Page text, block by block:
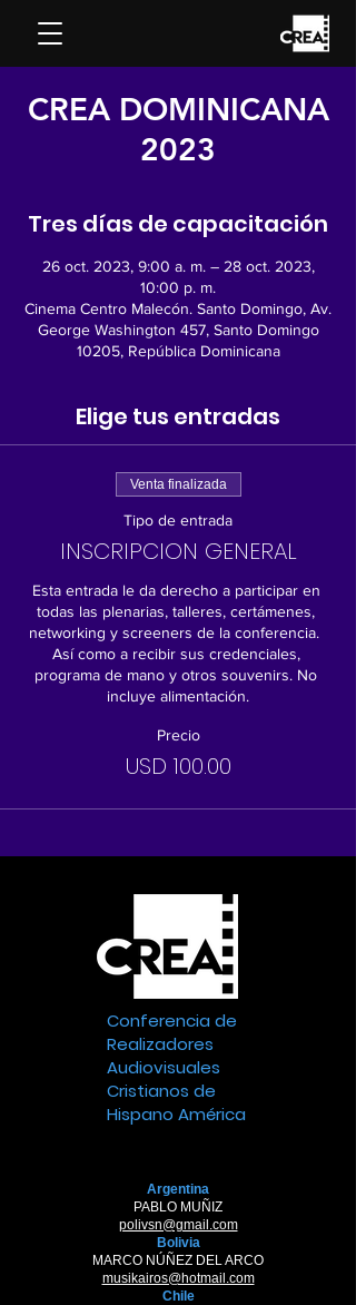
CREA DOMINICANA
2023
Tres días de capacitación
26 oct. 2023, 9:00 a. m. – 28 oct. 2023,
10:00 p. m.
Cinema Centro Malecón. Santo Domingo, Av.
George Washington 457, Santo Domingo
10205, República Dominicana
Elige tus entradas
Venta finalizada
Tipo de entrada
INSCRIPCION GENERAL
Esta entrada le da derecho a participar en
todas las plenarias, talleres, certámenes,
networking y screeners de la conferencia.
Así como a recibir sus credenciales,
programa de mano y otros souvenirs. No
incluye alimentación.
Precio
USD 100.00
Conferencia de
Realizadores
Audiovisuales
Cristianos de
Hispano América
Argentina
PABLO MUÑIZ
polivsn@gmail.com
Bolivia
MARCO NÚÑEZ DEL ARCO
musikairos@hotmail.com
Chile